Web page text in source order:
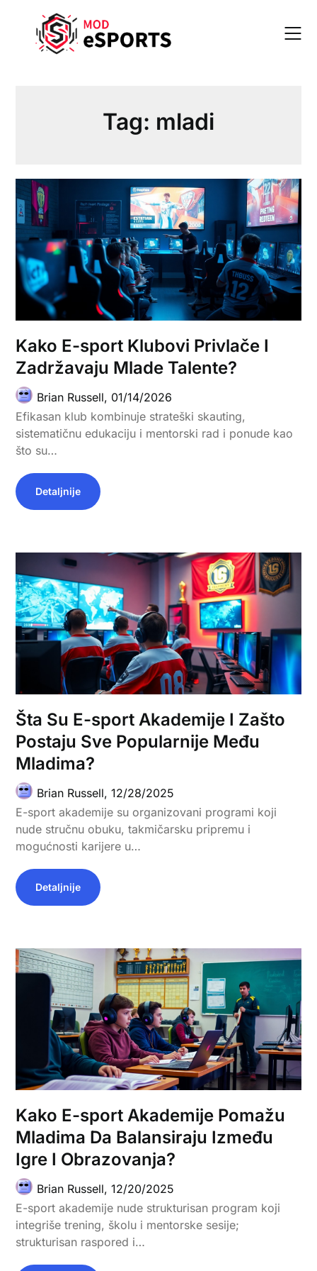
content
Tag: mladi
Kako E-sport Klubovi Privlače I
Zadržavaju Mlade Talente?
Brian Russell, 01/14/2026
Efikasan klub kombinuje strateški skauting,
sistematičnu edukaciju i mentorski rad i ponude kao
što su…
Detaljnije
Šta Su E-sport Akademije I Zašto
Postaju Sve Popularnije Među
Mladima?
Brian Russell,12/28/2025
E-sport akademije su organizovani programi koji
nude stručnu obuku, takmičarsku pripremu i
mogućnosti karijere u…
Detaljnije
Kako E-sport Akademije Pomažu
Mladima Da Balansiraju Između
Igre I Obrazovanja?
Brian Russell,12/20/2025
E-sport akademije nude strukturisan program koji
integriše trening, školu i mentorske sesije;
strukturisan raspored i…